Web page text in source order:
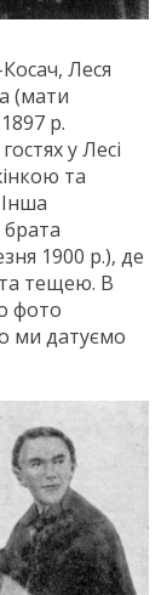
Леся
(мати
р.
у Лесі
та
брата
1900 р.), де
тещею. В
фото
ми датуємо